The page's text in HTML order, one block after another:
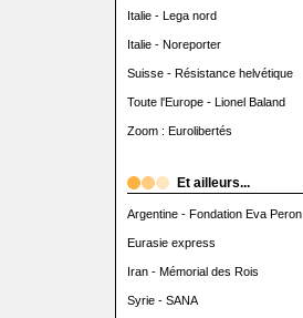
Italie - Lega nord
Italie - Noreporter
Suisse - Résistance helvétique
Toute l'Europe - Lionel Baland
Zoom : Eurolibertés
Et ailleurs...
Argentine - Fondation Eva Peron
Eurasie express
Iran - Mémorial des Rois
Syrie - SANA